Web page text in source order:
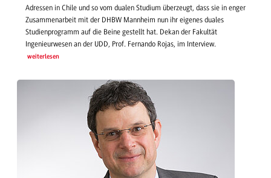
Adressen in Chile und so vom dualen Studium überzeugt, dass sie in enger
Zusammenarbeit mit der DHBW Mannheim nun ihr eigenes duales
Studienprogramm auf die Beine gestellt hat. Dekan der Fakultät
Ingenieurwesen an der UDD, Prof. Fernando Rojas, im Interview.
weiterlesen